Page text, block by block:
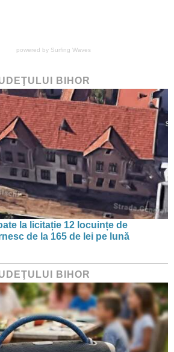
powered by Surfing Waves
BIHOR
la licitație 12 locuințe de
de la 165 de lei pe lună
BIHOR